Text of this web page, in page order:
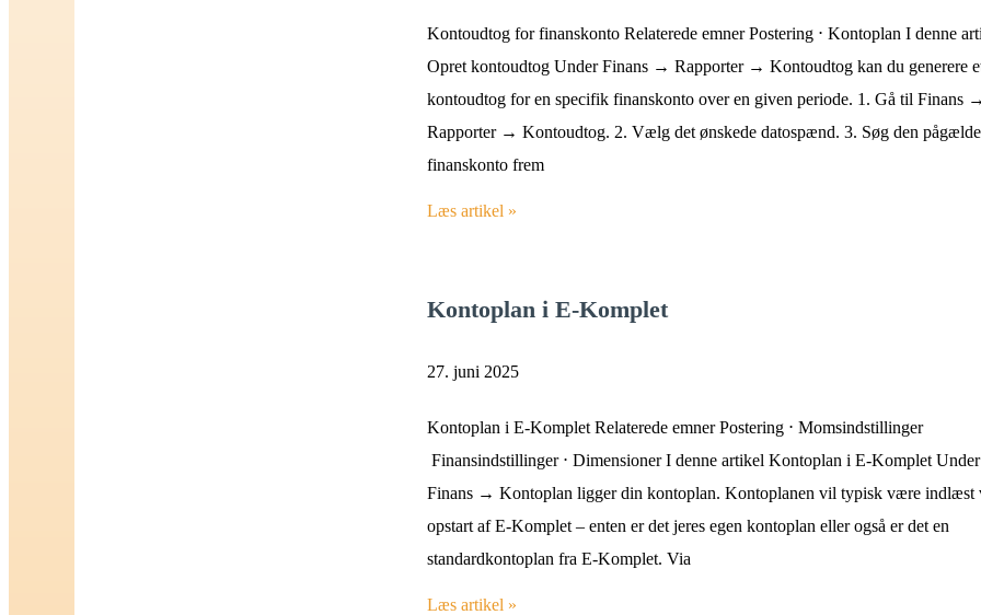
Kontoudtog for finanskonto Relaterede emner Postering ⋅ Kontoplan I denne
Opret kontoudtog Under Finans → Rapporter → Kontoudtog kan du generere
kontoudtog for en specifik finanskonto over en given periode. 1. Gå til Finans →
Rapporter → Kontoudtog. 2. Vælg det ønskede datospænd. 3. Søg den
finanskonto frem
Læs artikel »
Kontoplan i E-Komplet
27. juni 2025
Kontoplan i E-Komplet Relaterede emner Postering ⋅ Momsindstillinger
Finansindstillinger ⋅ Dimensioner I denne artikel Kontoplan i E-Komplet
Finans → Kontoplan ligger din kontoplan. Kontoplanen vil typisk være indlæst
opstart af E-Komplet – enten er det jeres egen kontoplan eller også er det en
standardkontoplan fra E-Komplet. Via
Læs artikel »